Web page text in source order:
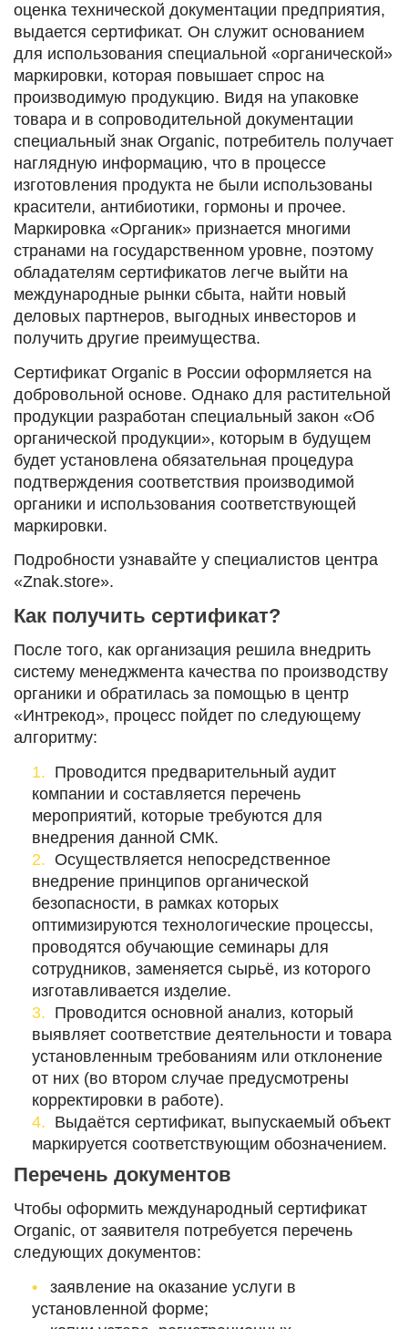
оценка технической документации предприятия,
выдается сертификат. Он служит основанием
для использования специальной «органической»
маркировки, которая повышает спрос на
производимую продукцию. Видя на упаковке
товара и в сопроводительной документации
специальный знак Organic, потребитель получает
наглядную информацию, что в процессе
изготовления продукта не были использованы
красители, антибиотики, гормоны и прочее.
Маркировка «Органик» признается многими
странами на государственном уровне, поэтому
обладателям сертификатов легче выйти на
международные рынки сбыта, найти новый
деловых партнеров, выгодных инвесторов и
получить другие преимущества.
Сертификат Organic в России оформляется на
добровольной основе. Однако для растительной
продукции разработан специальный закон «Об
органической продукции», которым в будущем
будет установлена обязательная процедура
подтверждения соответствия производимой
органики и использования соответствующей
маркировки.
Подробности узнавайте у специалистов центра
«Znak.store».
Как получить сертификат?
После того, как организация решила внедрить
систему менеджмента качества по производству
органики и обратилась за помощью в центр
«Интрекод», процесс пойдет по следующему
алгоритму:
Проводится предварительный аудит
компании и составляется перечень
мероприятий, которые требуются для
внедрения данной СМК.
Осуществляется непосредственное
внедрение принципов органической
безопасности, в рамках которых
оптимизируются технологические процессы,
проводятся обучающие семинары для
сотрудников, заменяется сырьё, из которого
изготавливается изделие.
Проводится основной анализ, который
выявляет соответствие деятельности и товара
установленным требованиям или отклонение
от них (во втором случае предусмотрены
корректировки в работе).
Выдаётся сертификат, выпускаемый объект
маркируется соответствующим обозначением.
Перечень документов
Чтобы оформить международный сертификат
Organic, от заявителя потребуется перечень
следующих документов:
заявление на оказание услуги в
установленной форме;